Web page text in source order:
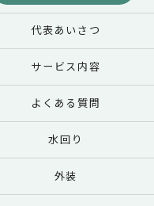
代表あいさつ
サービス内容
よくある質問
水回り
外装